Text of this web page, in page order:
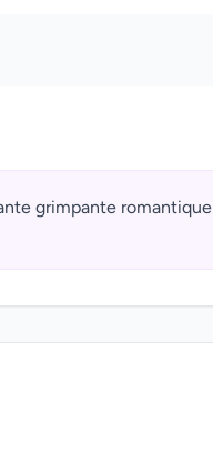
grimpante romantique